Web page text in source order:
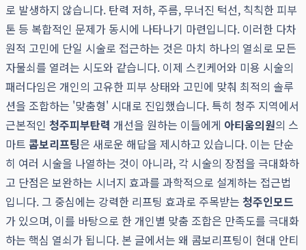
로 발생하지 않습니다. 탄력 저하, 주름, 무너진 턱선, 칙칙한 피부
톤 등 복합적인 문제가 동시에 나타나기 마련입니다. 이러한 다차
원적 고민에 단일 시술로 접근하는 것은 마치 하나의 열쇠로 모든
자물쇠를 열려는 시도와 같습니다. 이제 스킨케어와 미용 시술의
패러다임은 개인의 고유한 피부 상태와 고민에 맞춰 최적의 솔루
션을 조합하는 '맞춤형' 시대로 진입했습니다. 특히 청주 지역에서
근본적인 청주피부탄력 개선을 원하는 이들에게 아티움의원의 스
마트 콤보리프팅은 새로운 해답을 제시하고 있습니다. 이는 단순
히 여러 시술을 나열하는 것이 아니라, 각 시술의 장점을 극대화하
고 단점은 보완하는 시너지 효과를 과학적으로 설계하는 접근법
입니다. 그 중심에는 강력한 리프팅 효과로 주목받는 청주인모드
가 있으며, 이를 바탕으로 한 개인별 맞춤 조합은 만족도를 극대화
하는 핵심 열쇠가 됩니다. 본 글에서는 왜 콤보리프팅이 현대 안티